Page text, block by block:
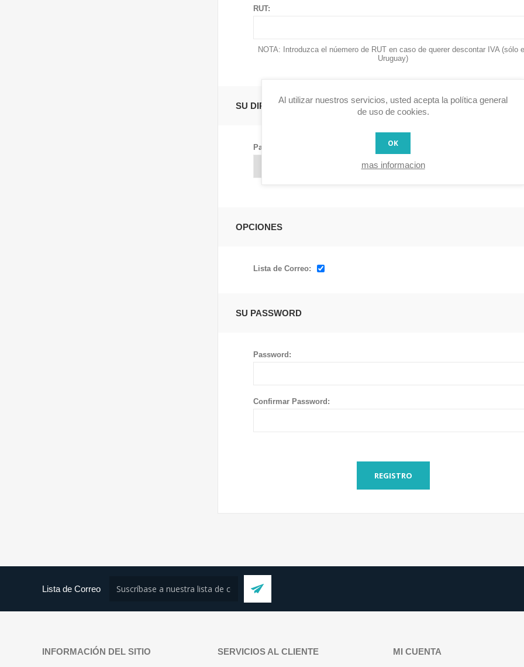
RUT:
NOTA: Introduzca el núemero de RUT en caso de querer descontar IVA (sólo
Uruguay)
SU DIRECCION
Pais:
OPCIONES
Lista de Correo:
SU PASSWORD
Password:
Confirmar Password:
REGISTRO
Lista de Correo
INFORMACIÓN DEL SITIO SERVICIOS AL CLIENTE MI CUENTA
Al utilizar nuestros servicios, usted acepta la política general
de uso de cookies.
OK
mas informacion